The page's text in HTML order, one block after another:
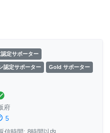
定サポーター
認定サポーター Gold サポーター
府
5